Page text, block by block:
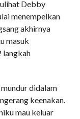
Debby
menempelkan
akhirnya
masuk
langkah
didalam
keenakan.
mau keluar